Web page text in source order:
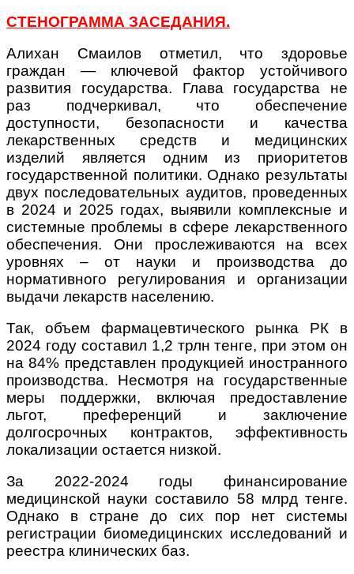
СТЕНОГРАММА ЗАСЕДАНИЯ.
Алихан Смаилов отметил, что здоровье
граждан — ключевой фактор устойчивого
развития государства. Глава государства не
раз подчеркивал, что обеспечение
доступности, безопасности и качества
лекарственных средств и медицинских
изделий является одним из приоритетов
государственной политики. Однако результаты
двух последовательных аудитов, проведенных
в 2024 и 2025 годах, выявили комплексные и
системные проблемы в сфере лекарственного
обеспечения. Они прослеживаются на всех
уровнях – от науки и производства до
нормативного регулирования и организации
выдачи лекарств населению.
Так, объем фармацевтического рынка РК в
2024 году составил 1,2 трлн тенге, при этом он
на 84% представлен продукцией иностранного
производства. Несмотря на государственные
меры поддержки, включая предоставление
льгот, преференций и заключение
долгосрочных контрактов, эффективность
локализации остается низкой.
За 2022-2024 годы финансирование
медицинской науки составило 58 млрд тенге.
Однако в стране до сих пор нет системы
регистрации биомедицинских исследований и
реестра клинических баз.